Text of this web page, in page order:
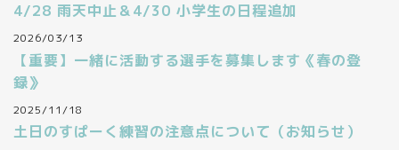
4/28 雨天中止＆4/30 小学生の日程追加
2026/03/13
【重要】一緒に活動する選手を募集します《春の登
録》
2025/11/18
土日のすぱーく練習の注意点について（お知らせ）